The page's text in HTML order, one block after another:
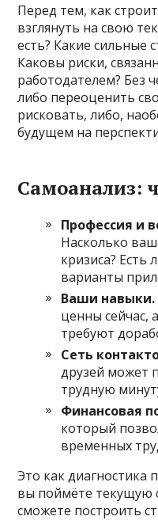
Перед тем, как
взглянуть на свою
есть? Какие сильные
Каковы риски,
работодателем? Без
либо переоценить
рисковать, либо,
будущем на
Самоанализ:
Профессия и
Насколько
кризиса? Есть
варианты
Ваши навыки.
ценны сейчас,
требуют
Сеть
друзей может
трудную
Финансовая
который
временных
Это как диагностика
вы поймёте текущую
сможете построить